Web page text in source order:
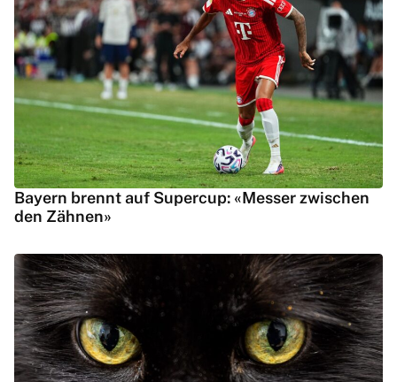
Bayern brennt auf Supercup: «Messer zwischen
den Zähnen»